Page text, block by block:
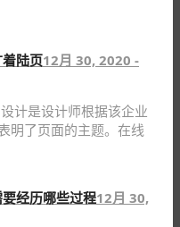
陆页12月 30, 2020 -
计是设计师根据该企业
明了页面的主题。在线
经历哪些过程12月 30,